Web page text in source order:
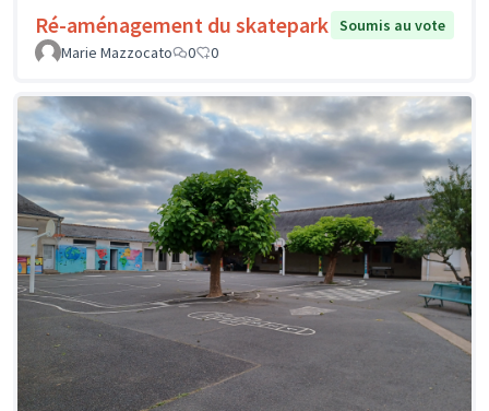
Ré-aménagement du skatepark Soumis au vote
Marie Mazzocato
0 0